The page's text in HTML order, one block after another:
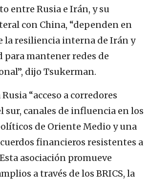
entre Rusia e Irán, y su
con China, “dependen en
la resiliencia interna de Irán y
para mantener redes de
dijo Tsukerman.
“acceso a corredores
sur, canales de influencia en los
de Oriente Medio y una
financieros resistentes a
asociación promueve
a través de los BRICS, la